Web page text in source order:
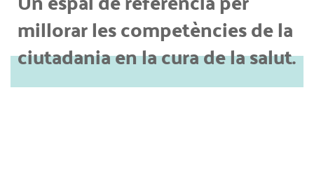
millorar les competències de la
ciutadania en la cura de la salut.